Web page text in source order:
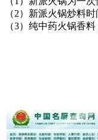
（2）新派火锅炒料
（3）纯中药火锅香